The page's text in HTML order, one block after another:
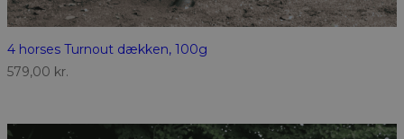
4 horses Turnout dækken, 100g
579,00 kr.